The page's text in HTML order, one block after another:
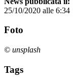
25/10/2020 alle 6:34
Foto
© unsplash
Tags